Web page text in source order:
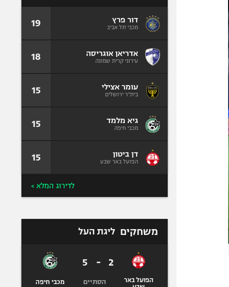
דור פרץ
מכבי תל אביב 19
אדריאן אוגריסה
עירוני קרית שמונה 18
עומר אצילי
בית"ר ירושלים 15
גיא מלמד
מכבי חיפה 15
דן ביטון
הפועל באר שבע 15
לדירוג המלא >
משחקים ליגת העל
הפועל באר
2
-
5
הסתיים מכבי חיפה